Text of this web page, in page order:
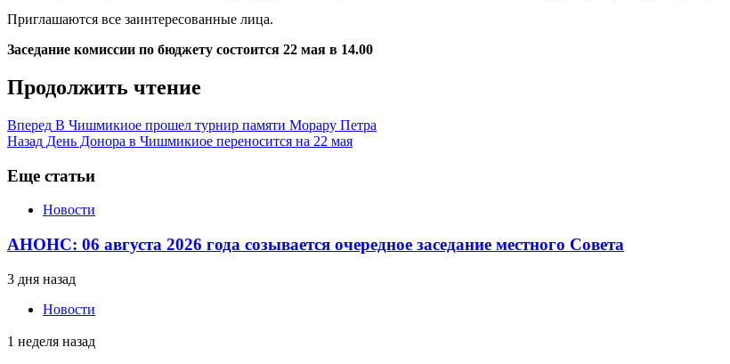
Приглашаются все заинтересованные лица.
Заседание комиссии по бюджету состоится 22 мая в 14.00
Продолжить чтение
Вперед В Чишмикиое прошел турнир памяти Морару Петра
Назад День Донора в Чишмикиое переносится на 22 мая
Еще статьи
Новости
АНОНС: 06 августа 2026 года созывается очередное заседание местного Совета
3 дня назад
Новости
1 неделя назад